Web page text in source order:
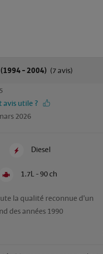
- 2004) (7 avis)
avis utile ?
2026
Diesel
1.7L - 90 ch
la qualité reconnue d'un
constructeur allemand des années 1990